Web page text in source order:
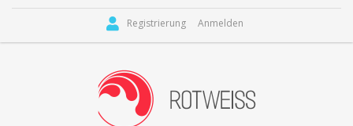
Registrierung Anmelden